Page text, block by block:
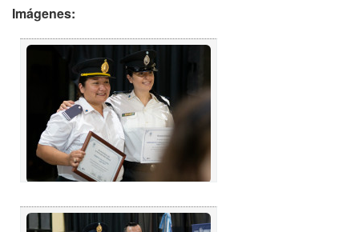
Imágenes: